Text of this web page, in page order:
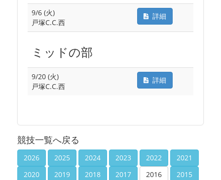
9/6 (火)
戸塚C.C.西
詳細
ミッドの部
9/20 (火)
戸塚C.C.西
詳細
競技一覧へ戻る
2026 2025 2024 2023 2022
2021
2020
2019 2018 2017 2016
2015